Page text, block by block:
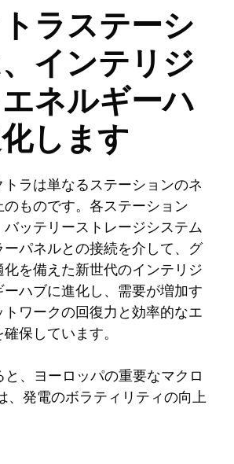
ラステーシ
インテリジ
ネルギーハ
します
ラは単なるステーションのネ
ものです。各ステーション
ッテリーストレージシステム
パネルとの接続を介して、グ
化を備えた新世代のインテリジ
ハブに進化し、需要が増加す
ワークの回復力と効率的なエ
保しています。
と、ヨーロッパの重要なマクロ
、発電のボラティリティの向上